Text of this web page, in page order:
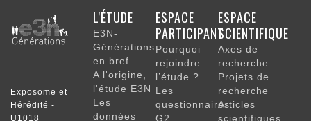
NAVIGATION
PRINCIPALE
L'ÉTUDE
E3N-
Générations
en bref
A l'origine,
l'étude E3N
Les
données
ESPACE
PARTICIPANT
Pourquoi
rejoindre
l’étude ?
Les
questionnaires
G2
ESPACE
SCIENTIFIQUE
Axes de
recherche
Projets de
recherche
Articles
scientifiques
Exposome et
Hérédité -
U1018